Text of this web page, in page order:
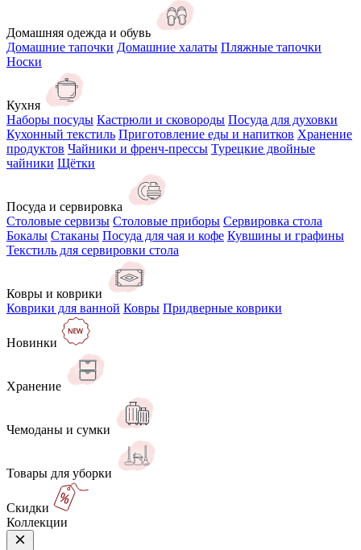
Домашняя одежда и обувь
Домашние тапочки Домашние халаты Пляжные тапочки
Носки
Кухня
Наборы посуды Кастрюли и сковороды Посуда для духовки
Кухонный текстиль Приготовление еды и напитков Хранение
продуктов Чайники и френч-прессы Турецкие двойные
чайники Щётки
Посуда и сервировка
Столовые сервизы Столовые приборы Сервировка стола
Бокалы Стаканы Посуда для чая и кофе Кувшины и графины
Текстиль для сервировки стола
Ковры и коврики
Коврики для ванной Ковры Придверные коврики
Новинки
Хранение
Чемоданы и сумки
Товары для уборки
Скидки
Коллекции